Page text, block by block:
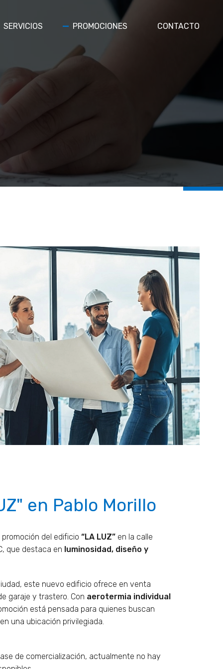
SERVICIOS PROMOCIONES CONTACTO
en Pablo Morillo
del edificio “LA LUZ” en la calle
que destaca en luminosidad, diseño y
este nuevo edificio ofrece en venta
garaje y trastero. Con aerotermia individual
está pensada para quienes buscan
una ubicación privilegiada.
de comercialización, actualmente no hay